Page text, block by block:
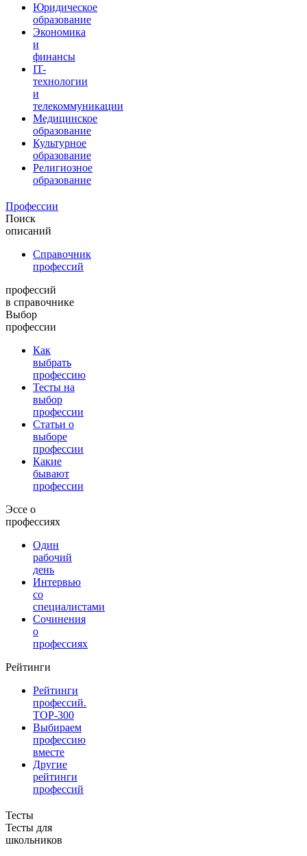
Юридическое
образование
Экономика
и
финансы
IT-
технологии
и
телекоммуникации
Медицинское
образование
Культурное
образование
Религиозное
образование
Профессии
Поиск
описаний
Справочник
профессий
профессий
в справочнике
Выбор
профессии
Как
выбрать
профессию
Тесты на
выбор
профессии
Статьи о
выборе
профессии
Какие
бывают
профессии
Эссе о
профессиях
Один
рабочий
день
Интервью
со
специалистами
Сочинения
о
профессиях
Рейтинги
Рейтинги
профессий.
TOP-300
Выбираем
профессию
вместе
Другие
рейтинги
профессий
Тесты
Тесты для
школьников